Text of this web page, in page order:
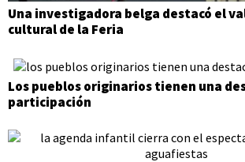
Una investigadora belga destacó el
cultural de la Feria
Los pueblos originarios tienen una
participación